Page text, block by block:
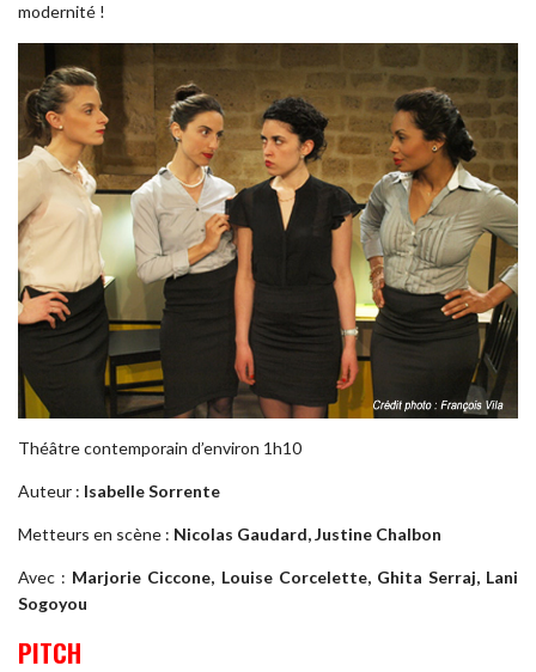
modernité !
Théâtre contemporain d’environ 1h10
Auteur : Isabelle Sorrente
Metteurs en scène : Nicolas Gaudard, Justine Chalbon
Avec : Marjorie Ciccone, Louise Corcelette, Ghita Serraj, Lani
Sogoyou
PITCH